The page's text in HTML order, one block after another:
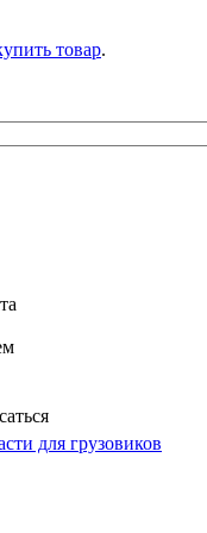
товар.